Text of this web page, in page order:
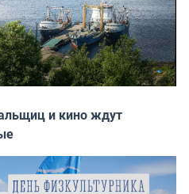
и кино ждут